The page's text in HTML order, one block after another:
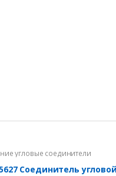
угловые соединители
Соединитель